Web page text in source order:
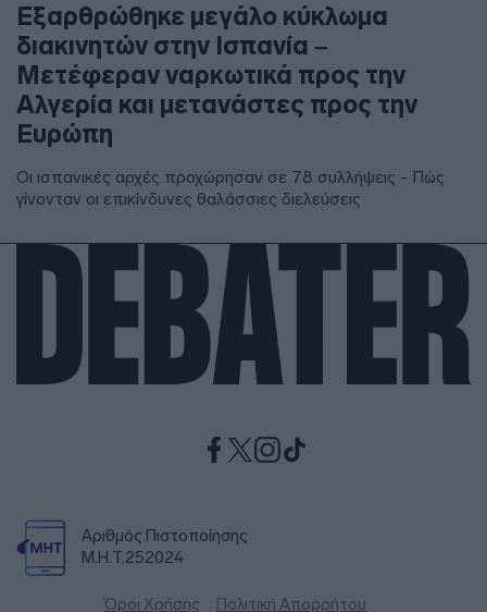
Εξαρθρώθηκε μεγάλο κύκλωμα
διακινητών στην Ισπανία –
Μετέφεραν ναρκωτικά προς την
Αλγερία και μετανάστες προς την
Ευρώπη
Οι ισπανικές αρχές προχώρησαν σε 78 συλλήψεις - Πώς
γίνονταν οι επικίνδυνες θαλάσσιες διελεύσεις
Αριθμός Πιστοποίησης
Μ.Η.Τ.252024
Όροι Χρήσης Πολιτική Απορρήτου